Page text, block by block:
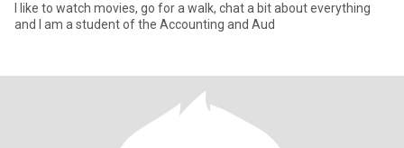
I like to watch movies, go for a walk, chat a bit about everything
and I am a student of the Accounting and Aud